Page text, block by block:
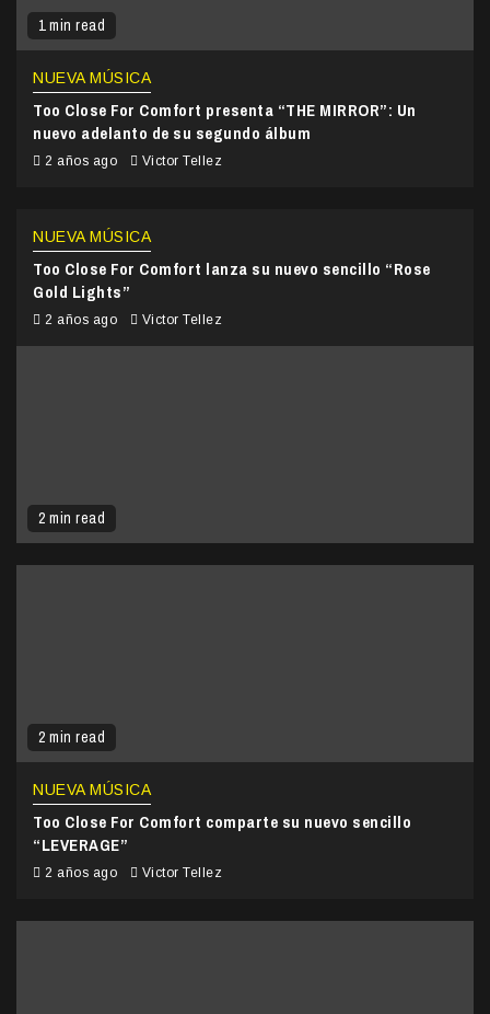
1 min read
NUEVA MÚSICA
Too Close For Comfort presenta “THE MIRROR”: Un
nuevo adelanto de su segundo álbum
2 años ago Victor Tellez
2 min read
NUEVA MÚSICA
Too Close For Comfort lanza su nuevo sencillo “Rose
Gold Lights”
2 años ago Victor Tellez
2 min read
NUEVA MÚSICA
Too Close For Comfort comparte su nuevo sencillo
“LEVERAGE”
2 años ago Victor Tellez